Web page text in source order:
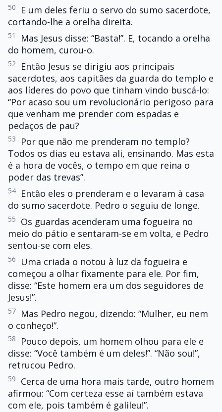
50
E um deles feriu o servo do sumo sacerdote,
cortando-lhe a orelha direita.
51
Mas Jesus disse: “Basta!”. E, tocando a orelha
do homem, curou-o.
52
Então Jesus se dirigiu aos principais
sacerdotes, aos capitães da guarda do templo e
aos líderes do povo que tinham vindo buscá-lo:
“Por acaso sou um revolucionário perigoso para
que venham me prender com espadas e
pedaços de pau?
53
Por que não me prenderam no templo?
Todos os dias eu estava ali, ensinando. Mas esta
é a hora de vocês, o tempo em que reina o
poder das trevas”.
54
Então eles o prenderam e o levaram à casa
do sumo sacerdote. Pedro o seguiu de longe.
55
Os guardas acenderam uma fogueira no
meio do pátio e sentaram-se em volta, e Pedro
sentou-se com eles.
56
Uma criada o notou à luz da fogueira e
começou a olhar fixamente para ele. Por fim,
disse: “Este homem era um dos seguidores de
Jesus!”.
57
Mas Pedro negou, dizendo: “Mulher, eu nem
o conheço!”.
58
Pouco depois, um homem olhou para ele e
disse: “Você também é um deles!”. “Não sou!”,
retrucou Pedro.
59
Cerca de uma hora mais tarde, outro homem
afirmou: “Com certeza esse aí também estava
com ele, pois também é galileu!”.